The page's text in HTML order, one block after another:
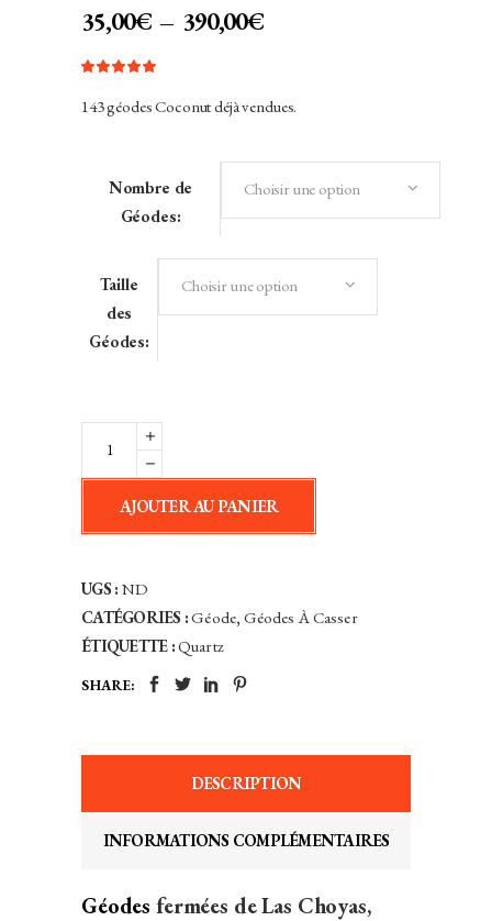
35,00€ – 390,00€PLAGE
35,00€
390,00€
basé
sur
143 géodes Coconut déjà vendues.
Nombre de
Géodes:
Choisir une option
Taille
des
Géodes:
Choisir une option
même
À
pièce
Mexique
AJOUTER AU PANIER
UGS : ND
CATÉGORIES :Géode, Géodes À Casser
ÉTIQUETTE :Quartz
SHARE:
DESCRIPTION
INFORMATIONS COMPLÉMENTAIRES
Géodes fermées de Las Choyas,